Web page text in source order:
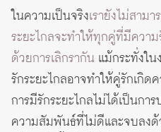
ในความเป็นจริงเรายังไม่สาม
ระยะไกลจะทำให้ทุกคู่ที่มีคว
ด้วยการเลิกรากัน แม้กระทั่งใ
รักระยะไกลอาจทำให้คู่รักเกิด
การมีรักระยะไกลไม่ได้เป็นกา
ความสัมพันธ์ที่ไม่ดีและจบลง